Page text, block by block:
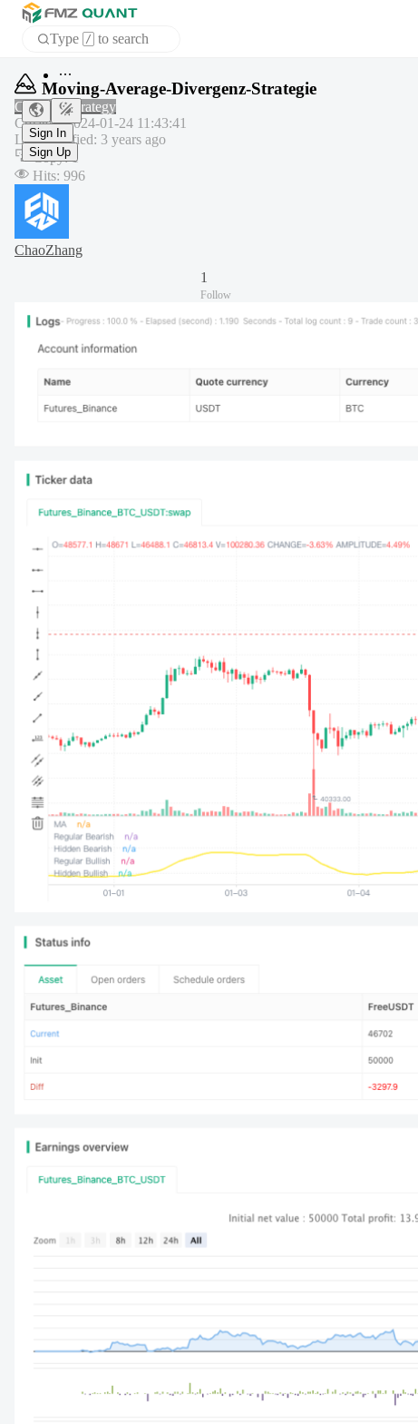
Type / to search
APP
Sign In
Sign Up
Moving-Average-Divergenz-Strategie
Common strategy
Created:2024-01-24 11:43:41
Last modified: 3 years ago
Copy:1
Hits: 996
ChaoZhang
1
Follow